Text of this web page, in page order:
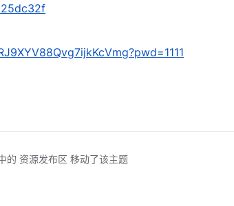
的 资源发布区 移动了该主题